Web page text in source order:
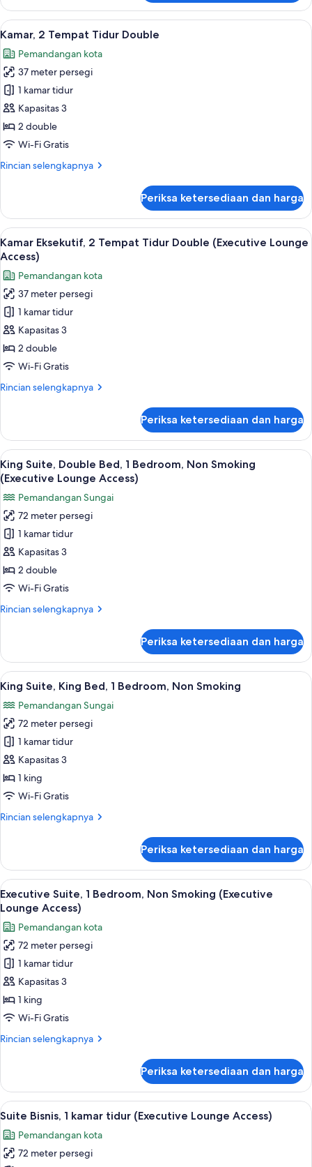
Griffin
Suite
Lihat
semua
foto
untuk
Kamar,
2
Tempat
Tidur
Seprai premium, selimut bulu angsa,
5
Kamar, 2 Tempat Tidur Double
Pemandangan kota
37 meter persegi
1 kamar tidur
Kapasitas 3
2 double
Wi-Fi Gratis
Rincian selengkapnya
Rincian
Kamar,
Tempat
Tidur
Periksa ketersediaan dan harga
Lihat
semua
foto
untuk
Kamar
Eksekutif,
2
Tempat
Tidur
(Executive
Seprai premium, selimut bulu angsa,
7
Kamar Eksekutif, 2 Tempat Tidur Double (Executive Lounge
Access)
Pemandangan kota
37 meter persegi
1 kamar tidur
Kapasitas 3
2 double
Wi-Fi Gratis
Rincian selengkapnya
Rincian
Kamar
Eksekutif,
2
Tempat
Tidur
Double
(Executive
Lounge
Access)
Periksa ketersediaan dan harga
Lihat
semua
foto
untuk
King
Suite,
Double
Bed,
1
Non
Lounge
Access)
8
King Suite, Double Bed, 1 Bedroom, Non Smoking
(Executive Lounge Access)
Pemandangan Sungai
72 meter persegi
1 kamar tidur
Kapasitas 3
2 double
Wi-Fi Gratis
Rincian selengkapnya
Rincian
King
Suite,
Double
Bed,
Bedroom,
Non
Smoking
(Executive
Lounge
Access)
Periksa ketersediaan dan harga
Lihat
semua
foto
untuk
King
Suite,
King
Bed,
Bedroom,
King Suite, King Bed, 1 Bedroom,
7
King Suite, King Bed, 1 Bedroom, Non Smoking
Pemandangan Sungai
72 meter persegi
1 kamar tidur
Kapasitas 3
1 king
Wi-Fi Gratis
Rincian selengkapnya
Rincian
King
Suite,
King
Bed,
Bedroom,
Non
Smoking
Periksa ketersediaan dan harga
Lihat
semua
foto
untuk
Executive
Suite,
1
Bedroom,
Non
(Executive
Executive Suite, 1 Bedroom, Non
7
Executive Suite, 1 Bedroom, Non Smoking (Executive
Lounge Access)
Pemandangan kota
72 meter persegi
1 kamar tidur
Kapasitas 3
1 king
Wi-Fi Gratis
Rincian selengkapnya
Rincian
Executive
Suite,
1
Non
Smoking
(Executive
Periksa ketersediaan dan harga
Lihat
semua
foto
untuk
Suite Bisnis, 1 kamar tidur
7
Suite Bisnis, 1 kamar tidur (Executive Lounge Access)
Pemandangan kota
72 meter persegi